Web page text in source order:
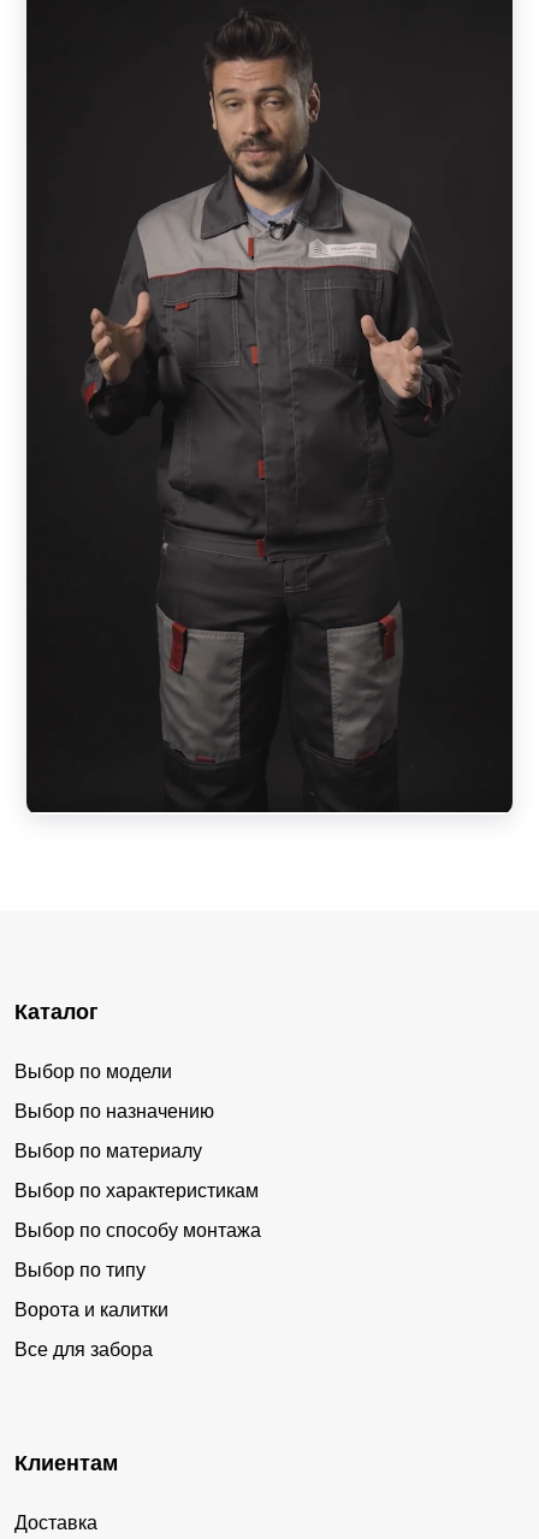
Каталог
Выбор по модели
Выбор по назначению
Выбор по материалу
Выбор по характеристикам
Выбор по способу монтажа
Выбор по типу
Ворота и калитки
Все для забора
Клиентам
Доставка